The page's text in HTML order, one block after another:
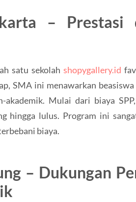
– Prestasi
satu sekolahshopygallery.id
SMA ini menawarkan beasiswa
akademik. Mulai dari biaya
hingga lulus. Program ini
biaya.
– Dukungan